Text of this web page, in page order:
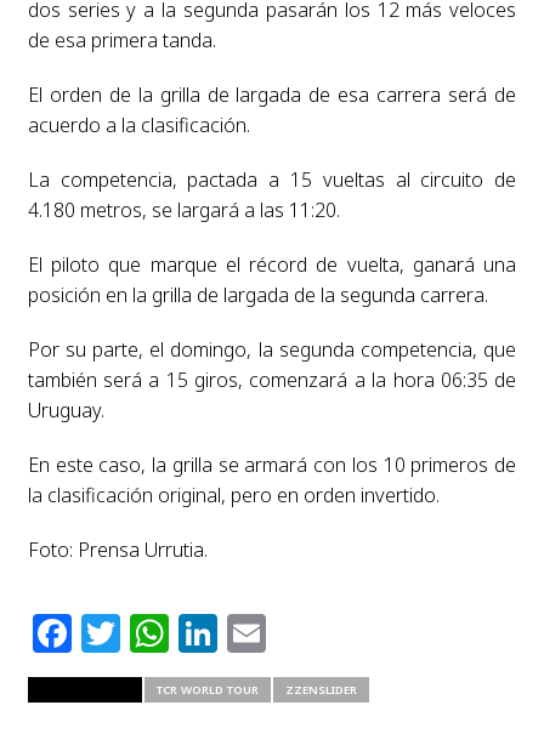
dos series y a la segunda pasarán los 12 más veloces
de esa primera tanda.
El orden de la grilla de largada de esa carrera será de
acuerdo a la clasificación.
La competencia, pactada a 15 vueltas al circuito de
4.180 metros, se largará a las 11:20.
El piloto que marque el récord de vuelta, ganará una
posición en la grilla de largada de la segunda carrera.
Por su parte, el domingo, la segunda competencia, que
también será a 15 giros, comenzará a la hora 06:35 de
Uruguay.
En este caso, la grilla se armará con los 10 primeros de
la clasificación original, pero en orden invertido.
Foto: Prensa Urrutia.
Facebook
Twitter
WhatsApp
LinkedIn
Email
TCR WORLD TOUR ZZENSLIDER